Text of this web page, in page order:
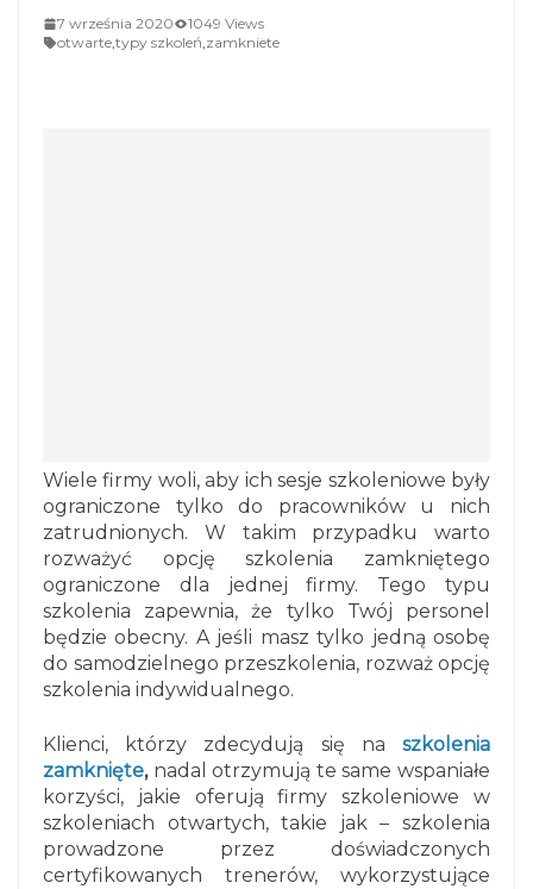
7 września 2020
1049 Views
otwarte,typy szkoleń,zamkniete
Wiele firmy woli, aby ich sesje szkoleniowe były
ograniczone tylko do pracowników u nich
zatrudnionych. W takim przypadku warto
rozważyć opcję szkolenia zamkniętego
ograniczone dla jednej firmy. Tego typu
szkolenia zapewnia, że ​​tylko Twój personel
będzie obecny. A jeśli masz tylko jedną osobę
do samodzielnego przeszkolenia, rozważ opcję
szkolenia indywidualnego.
Klienci, którzy zdecydują się na szkolenia
zamknięte,nadal otrzymują te same wspaniałe
korzyści, jakie oferują firmy szkoleniowe w
szkoleniach otwartych, takie jak – szkolenia
prowadzone przez doświadczonych
certyfikowanych trenerów, wykorzystujące